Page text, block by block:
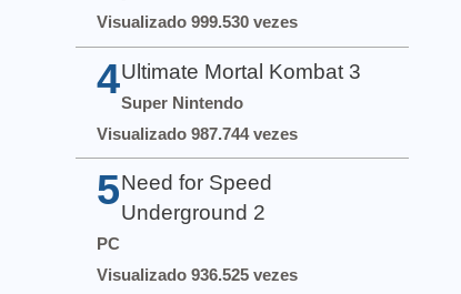
Visualizado 999.530 vezes
4 Ultimate Mortal Kombat 3
Super Nintendo
Visualizado 987.744 vezes
5 Need for Speed
Underground 2
PC
Visualizado 936.525 vezes